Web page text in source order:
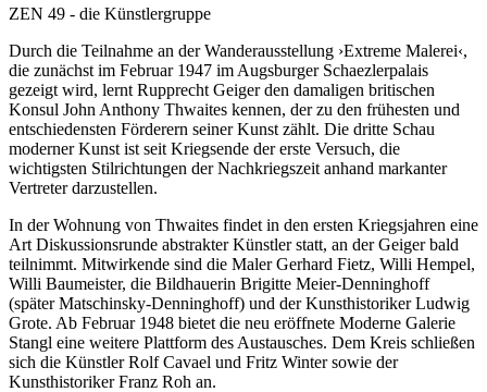
ZEN 49 - die Künstlergruppe
Durch die Teilnahme an der Wanderausstellung ›Extreme Malerei‹,
die zunächst im Februar 1947 im Augsburger Schaezlerpalais
gezeigt wird, lernt Rupprecht Geiger den damaligen britischen
Konsul John Anthony Thwaites kennen, der zu den frühesten und
entschiedensten Förderern seiner Kunst zählt. Die dritte Schau
moderner Kunst ist seit Kriegsende der erste Versuch, die
wichtigsten Stilrichtungen der Nachkriegszeit anhand markanter
Vertreter darzustellen.
In der Wohnung von Thwaites findet in den ersten Kriegsjahren eine
Art Diskussionsrunde abstrakter Künstler statt, an der Geiger bald
teilnimmt. Mitwirkende sind die Maler Gerhard Fietz, Willi Hempel,
Willi Baumeister, die Bildhauerin Brigitte Meier-Denninghoff
(später Matschinsky-Denninghoff) und der Kunsthistoriker Ludwig
Grote. Ab Februar 1948 bietet die neu eröffnete Moderne Galerie
Stangl eine weitere Plattform des Austausches. Dem Kreis schließen
sich die Künstler Rolf Cavael und Fritz Winter sowie der
Kunsthistoriker Franz Roh an.